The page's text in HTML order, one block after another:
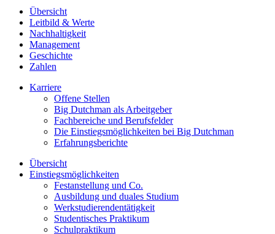
Übersicht
Leitbild & Werte
Nachhaltigkeit
Management
Geschichte
Zahlen
Karriere
Offene Stellen
Big Dutchman als Arbeitgeber
Fachbereiche und Berufsfelder
Die Einstiegsmöglichkeiten bei Big Dutchman
Erfahrungsberichte
Übersicht
Einstiegsmöglichkeiten
Festanstellung und Co.
Ausbildung und duales Studium
Werkstudierendentätigkeit
Studentisches Praktikum
Schulpraktikum